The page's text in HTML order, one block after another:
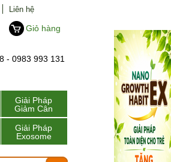
Liên hệ
Giỏ hàng
- 0983 993 131
Giải Pháp
Giảm Cân
Giải Pháp
Exosome